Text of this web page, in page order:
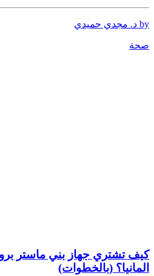
by د. مجدي حميدي
صحة
المانيا؟ (بالخطوات)